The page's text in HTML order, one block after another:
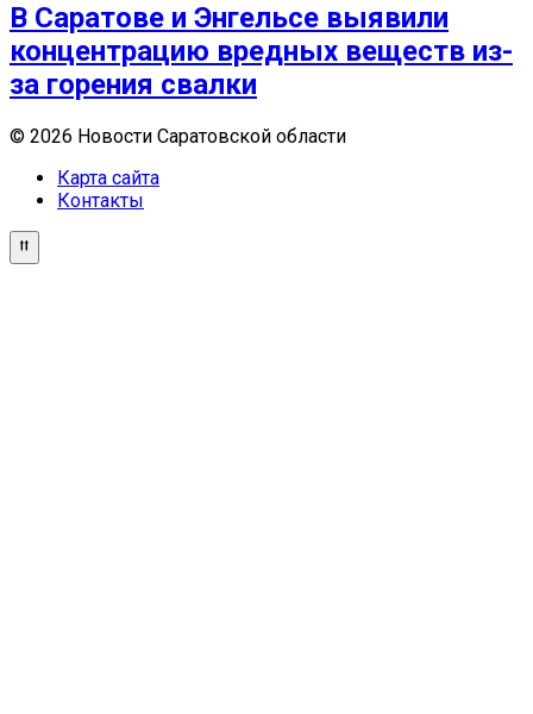
В Саратове и Энгельсе выявили
концентрацию вредных веществ из-
за горения свалки
© 2026 Новости Саратовской области
Карта сайта
Контакты